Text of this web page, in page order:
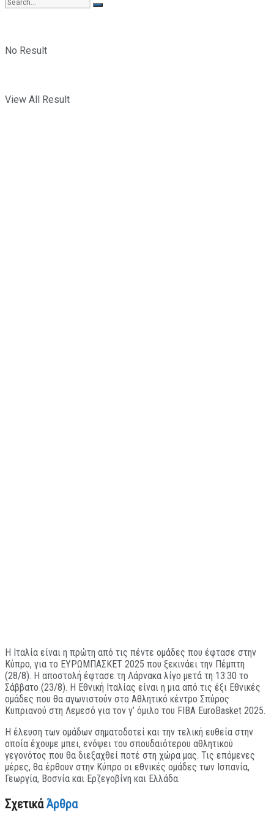
No Result
View All Result
Η Ιταλία είναι η πρώτη από τις πέντε ομάδες που έφτασε στην
Κύπρο, για το ΕΥΡΩΜΠΑΣΚΕΤ 2025 που ξεκινάει την Πέμπτη
(28/8). Η αποστολή έφτασε τη Λάρνακα λίγο μετά τη 13:30 το
Σάββατο (23/8). Η Εθνική Ιταλίας είναι η μια από τις έξι Εθνικές
ομάδες που θα αγωνιστούν στο Αθλητικό κέντρο Σπύρος
Κυπριανού στη Λεμεσό για τον γ’ όμιλο του FIBA EuroBasket 2025.
Η έλευση των ομάδων σηματοδοτεί και την τελική ευθεία στην
οποία έχουμε μπει, ενόψει του σπουδαιότερου αθλητικού
γεγονότος που θα διεξαχθεί ποτέ στη χώρα μας. Τις επόμενες
μέρες, θα έρθουν στην Κύπρο οι εθνικές ομάδες των Ισπανία,
Γεωργία, Βοσνία και Ερζεγοβίνη και Ελλάδα.
ΣχετικάΆρθρα